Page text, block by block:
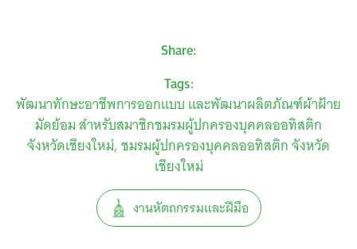
Share:
Tags:
พัฒนาทักษะอาชีพการออกแบบ และพัฒนาผลิตภัณฑ์ผ้าฝ้าย
มัดย้อม สำหรับสมาชิกชมรมผู้ปกครองบุคคลออทิสติก
จังหวัดเชียงใหม่ ชมรมผู้ปกครองบุคคลออทิสติก จังหวัด
เชียงใหม่
งานหัตถกรรมและฝีมือ